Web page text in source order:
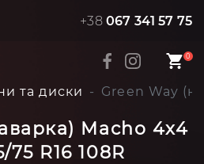
+38 067 341 57 75
0
та диски Green Way
Macho 4x4
75 R16 108R